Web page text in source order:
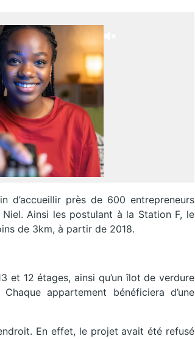
d’accueillir près de 600 entrepreneurs
Ainsi les postulant à la Station F, le
de 3km, à partir de 2018.
et 12 étages, ainsi qu’un îlot de verdure
appartement bénéficiera d’une
En effet, le projet avait été refusé